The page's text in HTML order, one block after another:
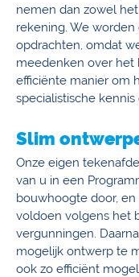
nemen dan zowel
rekening. We
opdrachten, omdat
meedenken over het
efficiënte manier om
specialistische
Slim
Onze eigen
van u in een
bouwhoogte door,
voldoen volgens het
vergunningen.
mogelijk ontwerp te
ook zo efficiënt